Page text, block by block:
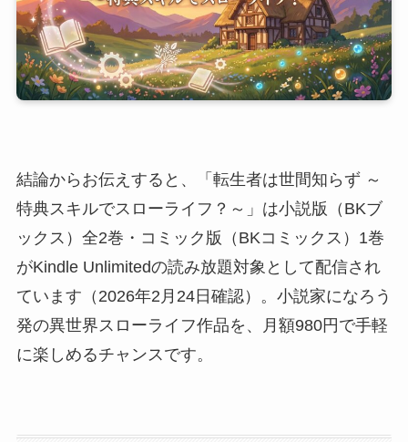
結論からお伝えすると、「転生者は世間知らず ～
特典スキルでスローライフ？～」は小説版（BKブ
ックス）全2巻・コミック版（BKコミックス）1巻
がKindle Unlimitedの読み放題対象として配信され
ています（2026年2月24日確認）。小説家になろう
発の異世界スローライフ作品を、月額980円で手軽
に楽しめるチャンスです。